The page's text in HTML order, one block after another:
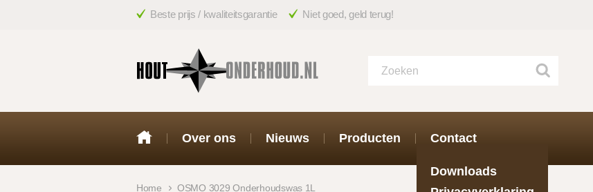
Over ons Nieuws Producten Contact
Downloads
Home OSMO 3029 Onderhoudswas 1L
Beste prijs / kwaliteitsgarantie Niet goed, geld terug!